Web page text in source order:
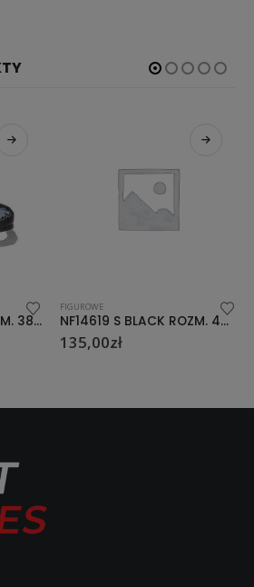
NF14619 S BLACK ROZM. 42 ŁYŻWY FIGUROWE NILS EXTREME
FIGUROWE
119,00